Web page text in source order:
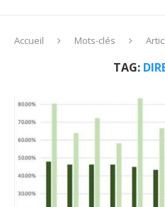
Accueil Mots-clés
TAG: